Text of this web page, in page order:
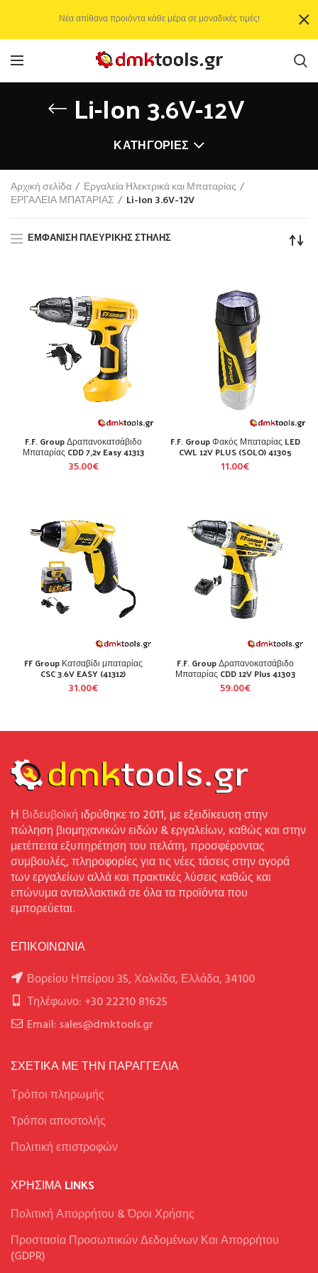
Li-Ion 3.6V-12V
ΚΑΤΗΓΟΡΊΕΣ
Αρχική σελίδα
Εργαλεία Ηλεκτρικά και Μπαταρίας
ΕΡΓΑΛΕΙΑ ΜΠΑΤΑΡΙΑΣ
Li-Ion 3.6V-12V
ΕΜΦΆΝΙΣΗ ΠΛΕΥΡΙΚΉΣ ΣΤΉΛΗΣ
F.F. Group Δραπανοκατσάβιδο
Μπαταρίας CDD 7,2v Easy 41313
35.00€
F.F. Group Φακός Μπαταρίας LED
CWL 12V PLUS (SOLO) 41305
11.00€
FF Group Κατσαβίδι μπαταρίας
CSC 3.6V EASY (41312)
31.00€
F.F. Group Δραπανοκατσάβιδο
Μπαταρίας CDD 12V Plus 41303
59.00€
Η Βιδευβοϊκή ιδρύθηκε το 2011, με εξειδίκευση στην
πώληση βιομηχανικών ειδών & εργαλείων, καθώς και στην
μετέπειτα εξυπηρέτηση του πελάτη, προσφέροντας
συμβουλές, πληροφορίες για τις νέες τάσεις στην αγορά
των εργαλείων αλλά και πρακτικές λύσεις καθώς και
επώνυμα ανταλλακτικά σε όλα τα προϊόντα που
εμπορεύεται.
ΕΠΙΚΟΙΝΩΝΙΑ
Βορείου Ηπείρου 35, Χαλκίδα, Ελλάδα, 34100
Τηλέφωνο: +30 22210 81625
Email: sales@dmktools.gr
ΣΧΕΤΙΚΑ ΜΕ ΤΗΝ ΠΑΡΑΓΓΕΛΙΑ
Τρόποι πληρωμής
Tρόποι αποστολής
Πολιτική επιστροφών
ΧΡΉΣΙΜΑ LINKS
Πολιτική Απορρήτου & Όροι Χρήσης
Προστασία Προσωπικών Δεδομένων Και Απορρήτου
(GDPR)
Νέα απίθανα προιόντα κάθε μέρα σε μοναδικές τιμές!